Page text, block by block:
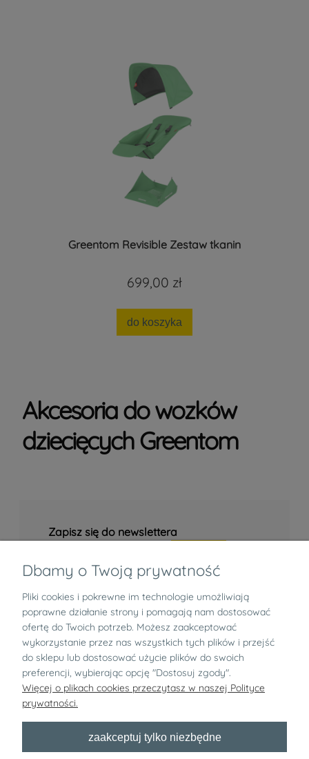
Greentom Revisible Zestaw tkanin
699,00 zł
do koszyka
Akcesoria do wozków
dziecięcych Greentom
Zapisz się do newslettera
Informacje
Zwroty i reklamacje
O nas
Dbamy o Twoją prywatność
Pliki cookies i pokrewne im technologie umożliwiają
poprawne działanie strony i pomagają nam dostosować
ofertę do Twoich potrzeb. Możesz zaakceptować
wykorzystanie przez nas wszystkich tych plików i przejść
do sklepu lub dostosować użycie plików do swoich
preferencji, wybierając opcję "Dostosuj zgody".
Więcej o plikach cookies przeczytasz w naszej Polityce
prywatności.
zaakceptuj tylko niezbędne